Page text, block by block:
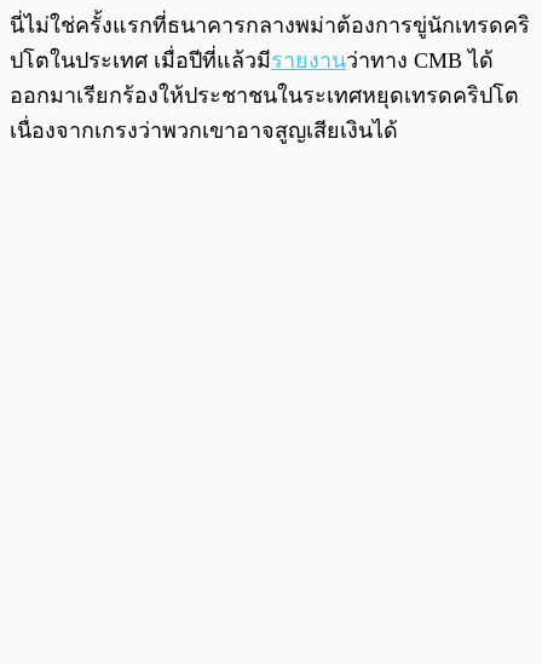
นี่ไม่ใช่ครั้งแรกที่ธนาคารกลางพม่าต้องการขู่นักเทรดคริ
ปโตในประเทศ เมื่อปีที่แล้วมีรายงานว่าทาง CMB ได้
ออกมาเรียกร้องให้ประชาชนในระเทศหยุดเทรดคริปโต
เนื่องจากเกรงว่าพวกเขาอาจสูญเสียเงินได้